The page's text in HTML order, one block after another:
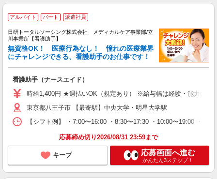
アルバイト パート 派遣社員
日研トータルソーシング株式会社 メディカルケア事業部/立
川事業所【看護助手】
無資格OK！ 医療行為なし！ 憧れの医療業界
にチャレンジできる、看護助手のお仕事です！
看護助手（ナースエイド）
時給1,400円 ★週払いOK（規定あり） ※給与幅は経験・能力によ
東京都八王子市 【最寄駅】中央大学・明星大学駅
【シフト例】 ・7:00〜16:00 ・8:30〜17:30 ・10:00〜19:00 ・
応募締め切り2026/08/31 23:59まで
キープ 応募画面へ進む
かんたん3ステップ！